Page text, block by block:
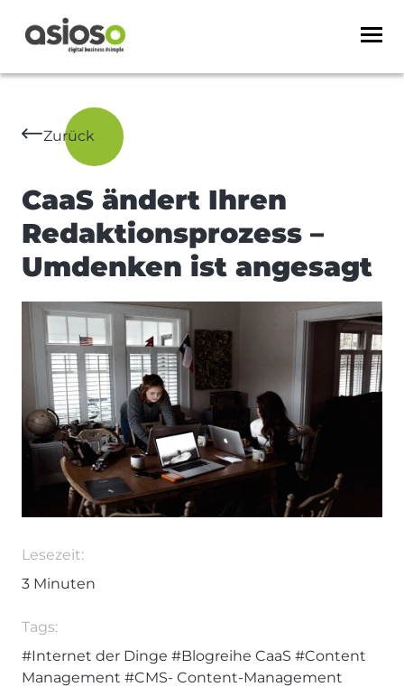
Zurück
CaaS ändert Ihren
Redaktionsprozess –
Umdenken ist angesagt
Lesezeit:
3 Minuten
Tags:
#Internet der Dinge #Blogreihe CaaS #Content
Management #CMS- Content-Management